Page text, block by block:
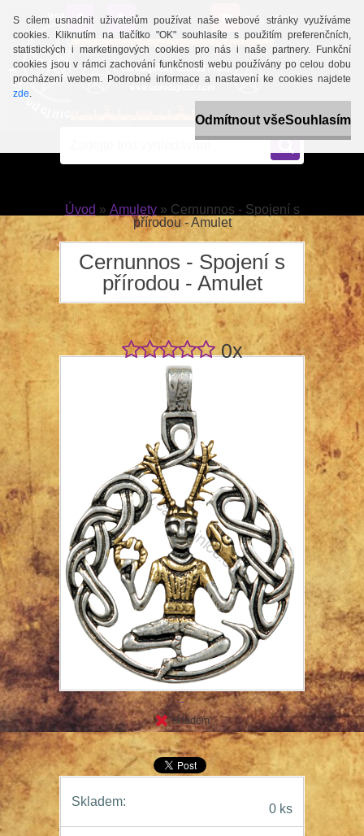
S cílem usnadnit uživatelům používat naše webové stránky využíváme
cookies. Kliknutím na tlačítko "OK" souhlasíte s použitím preferenčních,
statistických i marketingových cookies pro nás i naše partnery. Funkční
cookies jsou v rámci zachování funkčnosti webu používány po celou dobu
procházení webem. Podrobné informace a nastavení ke cookies najdete
zde.
Odmítnout všeSouhlasím
0 ks / 0 Kč
Úvod » Amulety » Cernunnos - Spojení s
přírodou - Amulet
Cernunnos - Spojení s
přírodou - Amulet
0x
skladem
Skladem:
0 ks